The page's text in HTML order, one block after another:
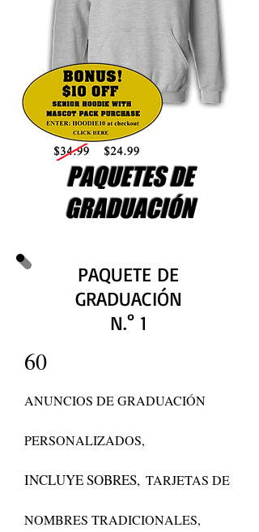
PAQUETES DE
GRADUACIÓN
PAQUETE DE
GRADUACIÓN
N.° 1
60
ANUNCIOS DE GRADUACIÓN
PERSONALIZADOS,
INCLUYE SOBRES, TARJETAS DE
NOMBRES TRADICIONALES,